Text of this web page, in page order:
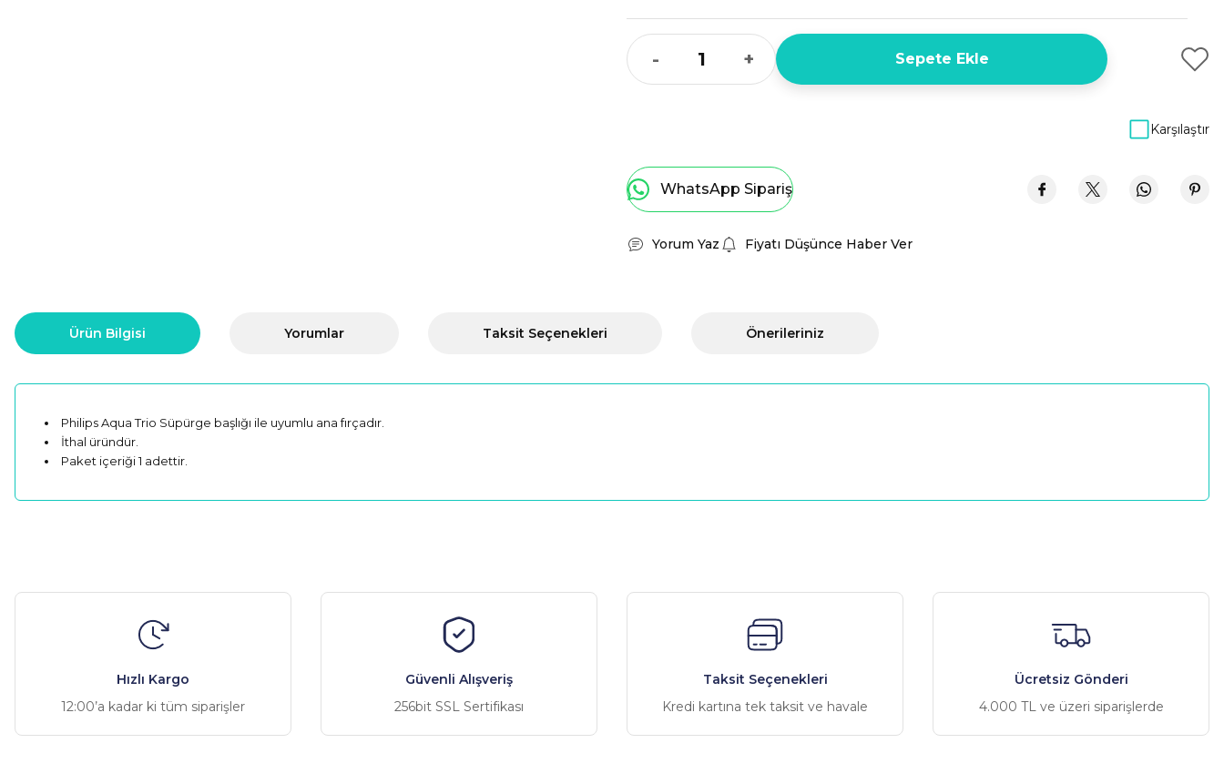
- + Sepete Ekle
Karşılaştır
WhatsApp Sipariş
Yorum Yaz Fiyatı Düşünce Haber Ver
Ürün Bilgisi Yorumlar Taksit Seçenekleri Önerileriniz
Philips Aqua Trio Süpürge başlığı ile uyumlu ana fırçadır.
İthal üründür.
Paket içeriği 1 adettir.
Ürün açıklamasında eksik bilgiler bulunuyor.
Ürün fiyatı diğer sitelerden daha pahalı.
Hızlı Kargo
12:00’a kadar ki tüm siparişler
Güvenli Alışveriş
256bit SSL Sertifikası
Taksit Seçenekleri
Kredi kartına tek taksit ve havale
Ücretsiz Gönderi
4.000 TL ve üzeri siparişlerde